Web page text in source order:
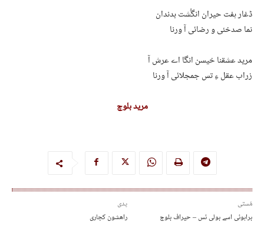
ڈغار ہفت حیران انگُشت بدندان
نما صدخئی و رضائی آ ورنا
مرید عشقنا خیسن انگا اے عرش آ
زراب عقل ءِ تس جمجلائی آ ورنا
مرید بلوچ
پدی
راھشون کچاری
مُستی
براہوئی اسے بولی ئس – حیراف بلوچ